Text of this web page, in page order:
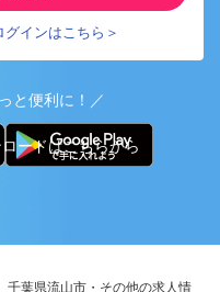
インはこちら＞
と便利に！／
ードはこちらから
千葉県流山市・その他の求人情